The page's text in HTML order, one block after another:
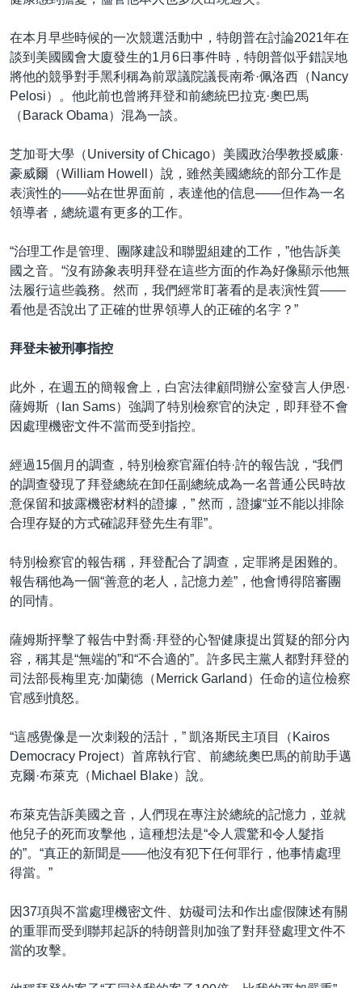
在本月早些時候的一次競選活動中，特朗普在討論2021年在
談到美國國會大廈發生的1月6日事件時，特朗普似乎錯誤地
將他的競爭對手黑利稱為前眾議院議長南希·佩洛西（Nancy
Pelosi）。他此前也曾將拜登和前總統巴拉克·奧巴馬
（Barack Obama）混為一談。
芝加哥大學（University of Chicago）美國政治學教授威廉·
豪威爾（William Howell）說，雖然美國總統的部分工作是
表演性的——站在世界面前，表達他的信息——但作為一名
領導者，總統還有更多的工作。
“治理工作是管理、團隊建設和聯盟組建的工作，”他告訴美
國之音。“沒有跡象表明拜登在這些方面的作為好像顯示他無
法履行這些義務。然而，我們經常盯著看的是表演性質——
看他是否說出了正確的世界領導人的正確的名字？”
拜登未被刑事指控
此外，在週五的簡報會上，白宮法律顧問辦公室發言人伊恩·
薩姆斯（Ian Sams）強調了特別檢察官的決定，即拜登不會
因處理機密文件不當而受到指控。
經過15個月的調查，特別檢察官羅伯特·許的報告說，“我們
的調查發現了拜登總統在卸任副總統成為一名普通公民時故
意保留和披露機密材料的證據，” 然而，證據“並不能以排除
合理存疑的方式確認拜登先生有罪”。
特別檢察官的報告稱，拜登配合了調查，定罪將是困難的。
報告稱他為一個“善意的老人，記憶力差”，他會博得陪審團
的同情。
薩姆斯抨擊了報告中對喬·拜登的心智健康提出質疑的部分內
容，稱其是“無端的”和“不合適的”。許多民主黨人都對拜登的
司法部長梅里克·加蘭德（Merrick Garland）任命的這位檢察
官感到憤怒。
“這感覺像是一次刺殺的活計，” 凱洛斯民主項目（Kairos
Democracy Project）首席執行官、前總統奧巴馬的前助手邁
克爾·布萊克（Michael Blake）說。
布萊克告訴美國之音，人們現在專注於總統的記憶力，並就
他兒子的死而攻擊他，這種想法是“令人震驚和令人髮指
的”。“真正的新聞是——他沒有犯下任何罪行，他事情處理
得當。”
因37項與不當處理機密文件、妨礙司法和作出虛假陳述有關
的重罪而受到聯邦起訴的特朗普則加強了對拜登處理文件不
當的攻擊。